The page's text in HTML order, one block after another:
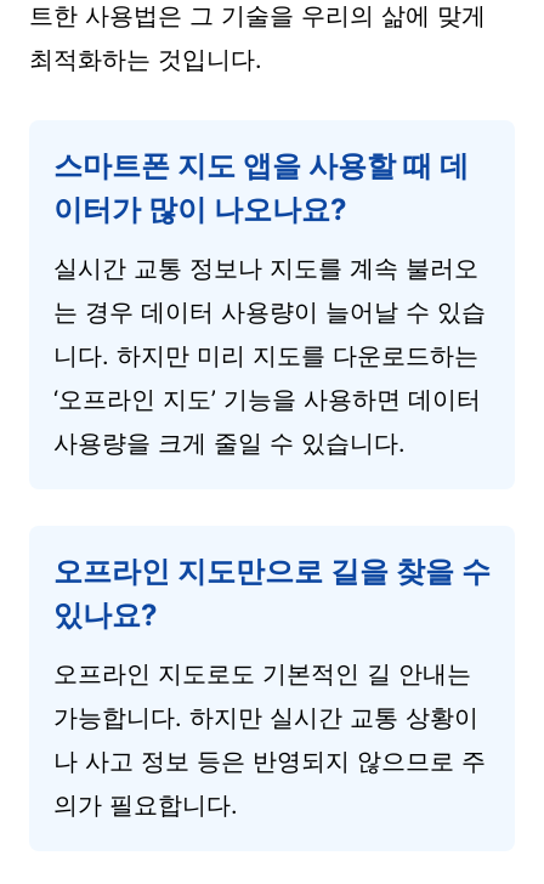
트한 사용법은 그 기술을 우리의 삶에 맞게
최적화하는 것입니다.
스마트폰 지도 앱을 사용할 때 데
이터가 많이 나오나요?
실시간 교통 정보나 지도를 계속 불러오
는 경우 데이터 사용량이 늘어날 수 있습
니다. 하지만 미리 지도를 다운로드하는
‘오프라인 지도’ 기능을 사용하면 데이터
사용량을 크게 줄일 수 있습니다.
오프라인 지도만으로 길을 찾을 수
있나요?
오프라인 지도로도 기본적인 길 안내는
가능합니다. 하지만 실시간 교통 상황이
나 사고 정보 등은 반영되지 않으므로 주
의가 필요합니다.